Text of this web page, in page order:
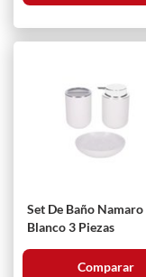
Set De Baño Namaro
Blanco 3 Piezas
Comparar